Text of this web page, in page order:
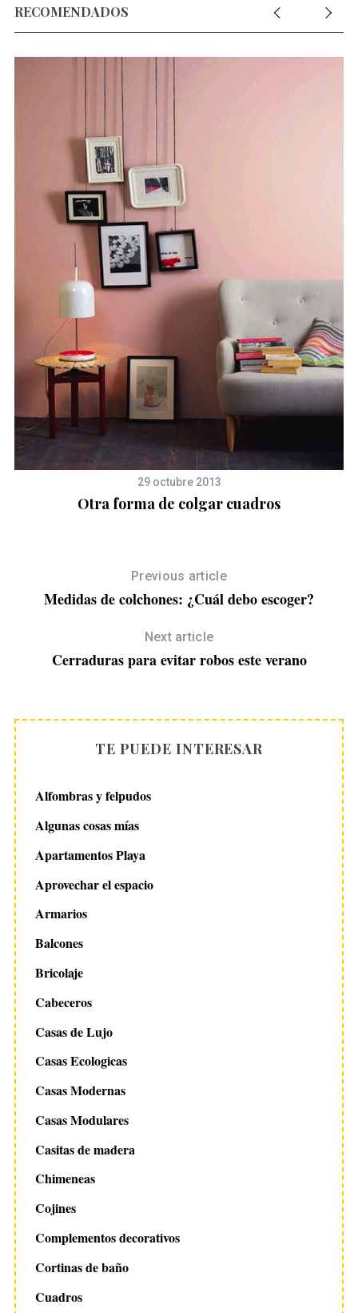
RECOMENDADOS
29 octubre 2013
Otra forma de colgar cuadros
Previous article
Medidas de colchones: ¿Cuál debo escoger?
Next article
Cerraduras para evitar robos este verano
TE PUEDE INTERESAR
Alfombras y felpudos
Algunas cosas mías
Apartamentos Playa
Aprovechar el espacio
Armarios
Balcones
Bricolaje
Cabeceros
Casas de Lujo
Casas Ecologicas
Casas Modernas
Casas Modulares
Casitas de madera
Chimeneas
Cojines
Complementos decorativos
Cortinas de baño
Cuadros